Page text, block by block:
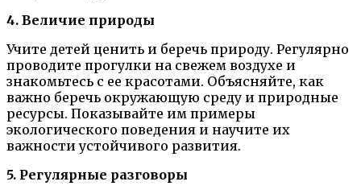
4. Величие природы
Учите детей ценить и беречь природу. Регулярно
проводите прогулки на свежем воздухе и
знакомьтесь с ее красотами. Объясняйте, как
важно беречь окружающую среду и природные
ресурсы. Показывайте им примеры
экологического поведения и научите их
важности устойчивого развития.
5. Регулярные разговоры